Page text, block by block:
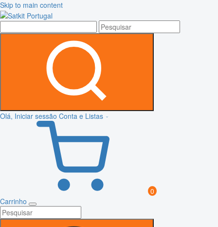
Skip to main content
Olá, Iniciar sessão Conta e Listas
0
Carrinho